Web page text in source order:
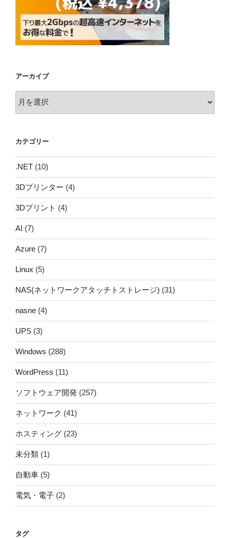
アーカイブ
ー
ブ
カテゴリー
.NET (10)
3Dプリンター (4)
3Dプリント (4)
AI (7)
Azure (7)
Linux (5)
NAS(ネットワークアタッチトストレージ) (31)
nasne (4)
UPS (3)
Windows (288)
WordPress (11)
ソフトウェア開発 (257)
ネットワーク (41)
ホスティング (23)
未分類 (1)
自動車 (5)
電気・電子 (2)
タグ